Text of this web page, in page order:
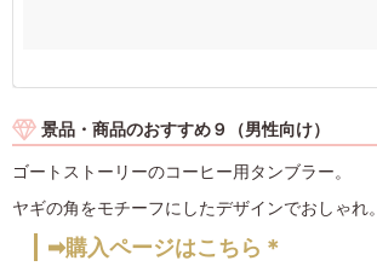
景品・商品のおすすめ９（男性向け）
ゴートストーリーのコーヒー用タンブラー。
ヤギの角をモチーフにしたデザインでおしゃれ。
➡購入ページはこちら＊